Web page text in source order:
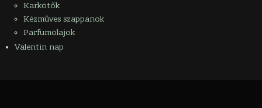
Karkötők
Kézműves szappanok
Parfümolajok
Valentin nap